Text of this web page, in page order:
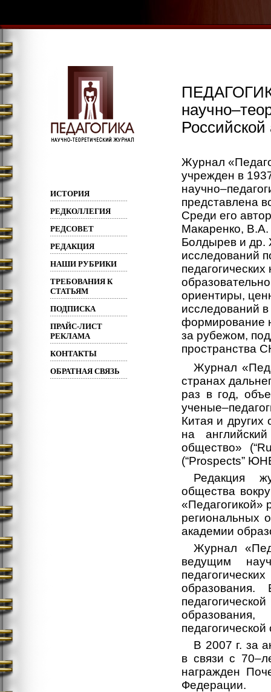
ИСТОРИЯ
РЕДКОЛЛЕГИЯ
РЕДСОВЕТ
РЕДАКЦИЯ
НАШИ РУБРИКИ
ТРЕБОВАНИЯ К
СТАТЬЯМ
ПОДПИСКА
ПРАЙС-ЛИСТ
РЕКЛАМА
КОНТАКТЫ
ОБРАТНАЯ СВЯЗЬ
Журнал
учрежден в
представлена
Среди его
Макаренко,
Болдырев и др.
исследований
ориентиры,
исследований
формирование
за рубежом,
пространства
Журнал
странах
раз в год,
Китая и других
на
общество»
(“Prospects”
Редакция
общества
«Педагогикой»
региональных
академии
Журнал
ведущим
образования.
В 2007 г. за
в связи с
награжден
Федерации.